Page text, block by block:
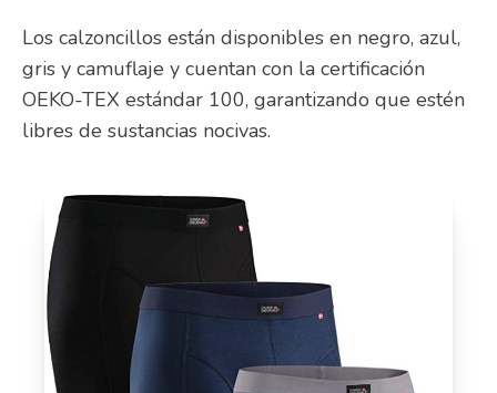
Los calzoncillos están disponibles en negro, azul,
gris y camuflaje y cuentan con la certificación
OEKO-TEX estándar 100, garantizando que estén
libres de sustancias nocivas.